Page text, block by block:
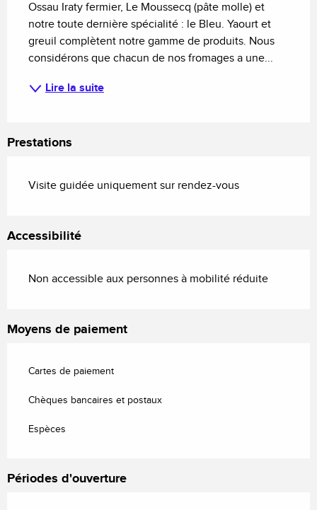
Ossau Iraty fermier, Le Moussecq (pâte molle) et
notre toute dernière spécialité : le Bleu. Yaourt et
greuil complètent notre gamme de produits. Nous
considérons que chacun de nos fromages a une...
Lire la suite
Prestations
Visite guidée uniquement sur rendez-vous
Accessibilité
Non accessible aux personnes à mobilité réduite
Moyens de paiement
Cartes de paiement
Chèques bancaires et postaux
Espèces
Périodes d'ouverture